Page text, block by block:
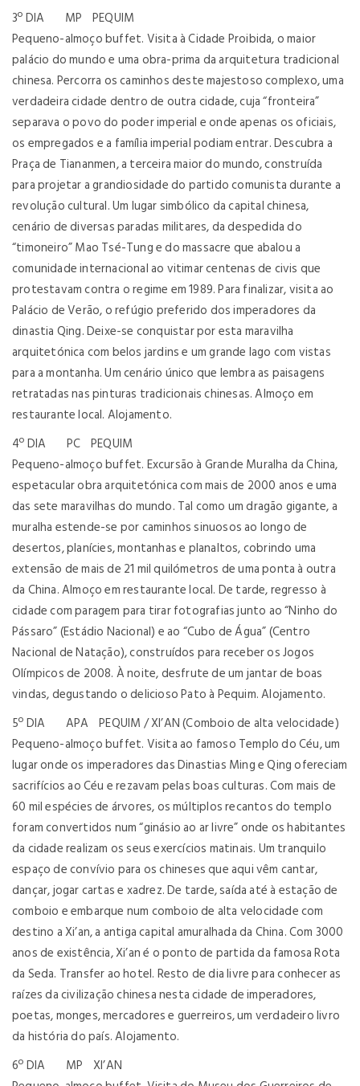
3º DIA MP PEQUIM
Pequeno-almoço buffet. Visita à Cidade Proibida, o maior
palácio do mundo e uma obra-prima da arquitetura tradicional
chinesa. Percorra os caminhos deste majestoso complexo, uma
verdadeira cidade dentro de outra cidade, cuja “fronteira”
separava o povo do poder imperial e onde apenas os oficiais,
os empregados e a família imperial podiam entrar. Descubra a
Praça de Tiananmen, a terceira maior do mundo, construída
para projetar a grandiosidade do partido comunista durante a
revolução cultural. Um lugar simbólico da capital chinesa,
cenário de diversas paradas militares, da despedida do
“timoneiro” Mao Tsé-Tung e do massacre que abalou a
comunidade internacional ao vitimar centenas de civis que
protestavam contra o regime em 1989. Para finalizar, visita ao
Palácio de Verão, o refúgio preferido dos imperadores da
dinastia Qing. Deixe-se conquistar por esta maravilha
arquitetónica com belos jardins e um grande lago com vistas
para a montanha. Um cenário único que lembra as paisagens
retratadas nas pinturas tradicionais chinesas. Almoço em
restaurante local. Alojamento.
4º DIA PC PEQUIM
Pequeno-almoço buffet. Excursão à Grande Muralha da China,
espetacular obra arquitetónica com mais de 2000 anos e uma
das sete maravilhas do mundo. Tal como um dragão gigante, a
muralha estende-se por caminhos sinuosos ao longo de
desertos, planícies, montanhas e planaltos, cobrindo uma
extensão de mais de 21 mil quilómetros de uma ponta à outra
da China. Almoço em restaurante local. De tarde, regresso à
cidade com paragem para tirar fotografias junto ao “Ninho do
Pássaro” (Estádio Nacional) e ao “Cubo de Água” (Centro
Nacional de Natação), construídos para receber os Jogos
Olímpicos de 2008. À noite, desfrute de um jantar de boas
vindas, degustando o delicioso Pato à Pequim. Alojamento.
5º DIA APA PEQUIM / XI’AN (Comboio de alta velocidade)
Pequeno-almoço buffet. Visita ao famoso Templo do Céu, um
lugar onde os imperadores das Dinastias Ming e Qing ofereciam
sacrifícios ao Céu e rezavam pelas boas culturas. Com mais de
60 mil espécies de árvores, os múltiplos recantos do templo
foram convertidos num “ginásio ao ar livre” onde os habitantes
da cidade realizam os seus exercícios matinais. Um tranquilo
espaço de convívio para os chineses que aqui vêm cantar,
dançar, jogar cartas e xadrez. De tarde, saída até à estação de
comboio e embarque num comboio de alta velocidade com
destino a Xi’an, a antiga capital amuralhada da China. Com 3000
anos de existência, Xi’an é o ponto de partida da famosa Rota
da Seda. Transfer ao hotel. Resto de dia livre para conhecer as
raízes da civilização chinesa nesta cidade de imperadores,
poetas, monges, mercadores e guerreiros, um verdadeiro livro
da história do país. Alojamento.
6º DIA MP XI’AN